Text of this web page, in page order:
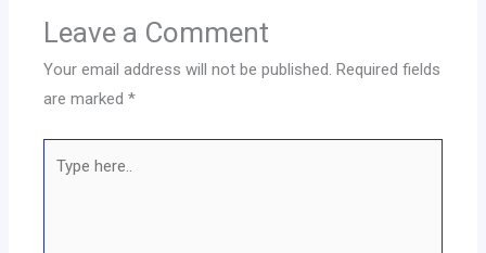
Leave a Comment
Your email address will not be published. Required fields
are marked*
here..